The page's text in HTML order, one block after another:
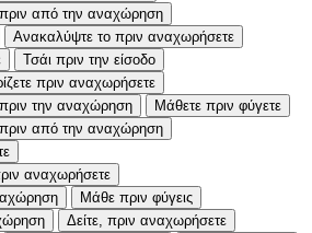
πριν από την αναχώρηση
Ανακαλύψτε το πριν αναχωρήσετε
Τσάι πριν την είσοδο
πριν αναχωρήσετε
την αναχώρηση
Μάθετε πριν φύγετε
πριν από την αναχώρηση
αναχωρήσετε
Μάθε πριν φύγεις
Δείτε, πριν αναχωρήσετε